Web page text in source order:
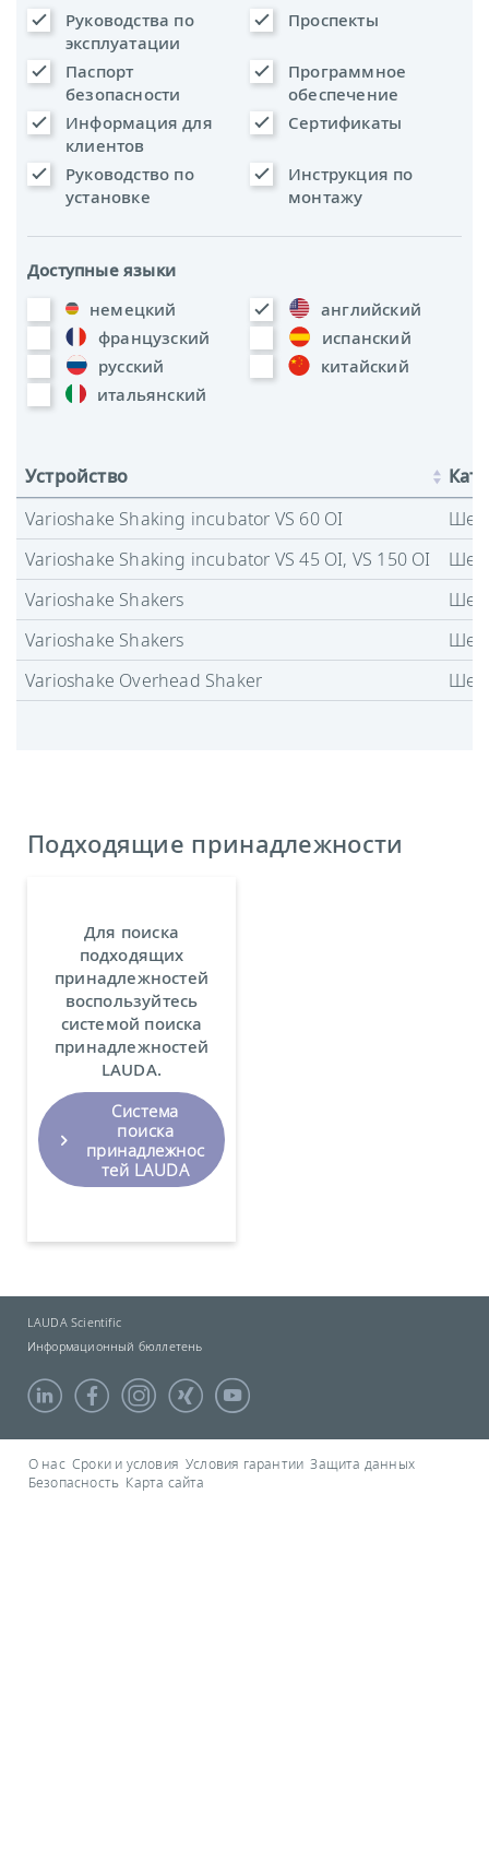
Руководства по
эксплуатации
Проспекты
Паспорт
безопасности
Программное
обеспечение
Информация для
клиентов
Сертификаты
Руководство по
установке
Инструкция по
монтажу
Доступные языки
немецкий
английский
французский
испанский
русский
китайский
итальянский
Устройство
Varioshake Shaking incubator VS 60 OI
Varioshake Shaking incubator VS 45 OI, VS 150 OI
Varioshake Shakers
Varioshake Shakers
Varioshake Overhead Shaker
Подходящие принадлежности
Для поиска
подходящих
принадлежностей
воспользуйтесь
системой поиска
принадлежностей
LAUDA.
Система
поиска
принадлежнос
тей LAUDA
LAUDA Scientific
Информационный бюллетень
О нас Сроки и условия Условия гарантии Защита данных
Безопасность Карта сайта